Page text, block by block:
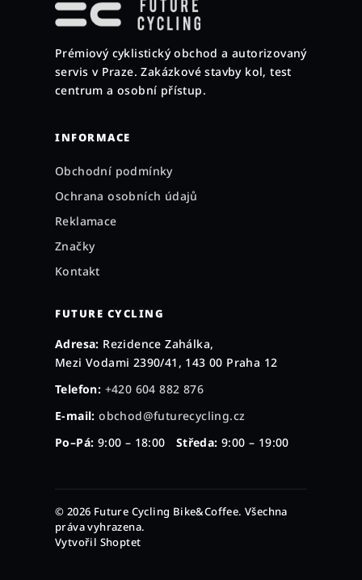
Prémiový cyklistický obchod a autorizovaný
servis v Praze. Zakázkové stavby kol, test
centrum a osobní přístup.
INFORMACE
Obchodní podmínky
Ochrana osobních údajů
Reklamace
Značky
Kontakt
FUTURE CYCLING
Adresa: Rezidence Zahálka,
Mezi Vodami 2390/41, 143 00 Praha 12
Telefon: +420 604 882 876
E-mail: obchod@futurecycling.cz
Po–Pá: 9:00 – 18:00 Středa: 9:00 – 19:00
© 2026 Future Cycling Bike&Coffee. Všechna
práva vyhrazena.
Vytvořil Shoptet